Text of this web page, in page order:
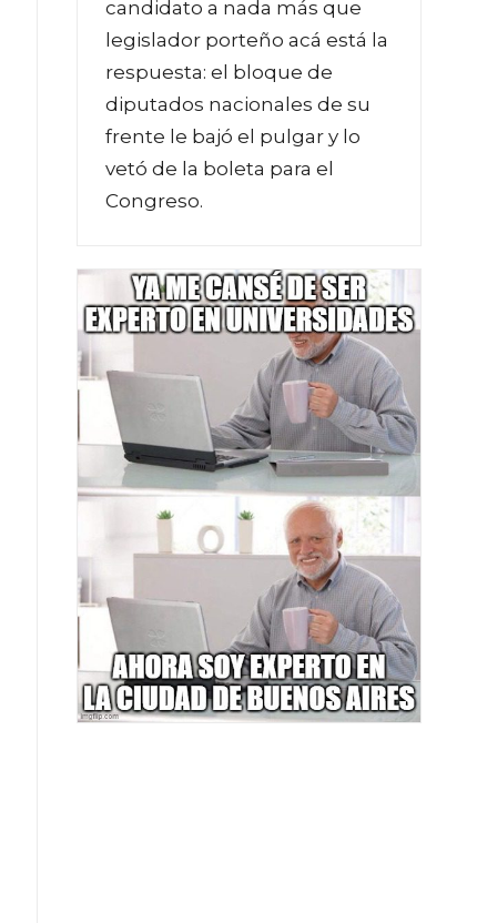
candidato a nada más que
legislador porteño acá está la
respuesta: el bloque de
diputados nacionales de su
frente le bajó el pulgar y lo
vetó de la boleta para el
Congreso.